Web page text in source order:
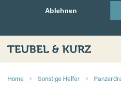
Ablehnen
Home Sonstige Helfer